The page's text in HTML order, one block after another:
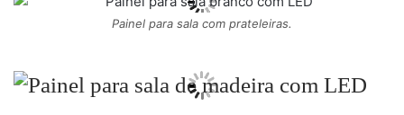
Painel para sala com prateleiras.